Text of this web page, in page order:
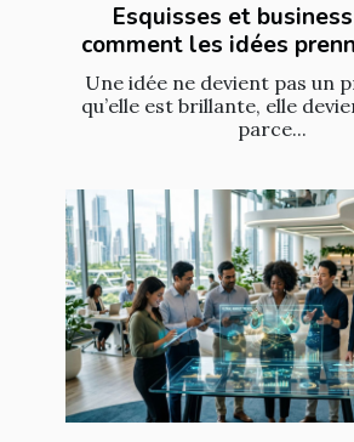
Esquisses et
comment les idées
Une idée ne devient pas un
qu’elle est brillante, elle
parce...